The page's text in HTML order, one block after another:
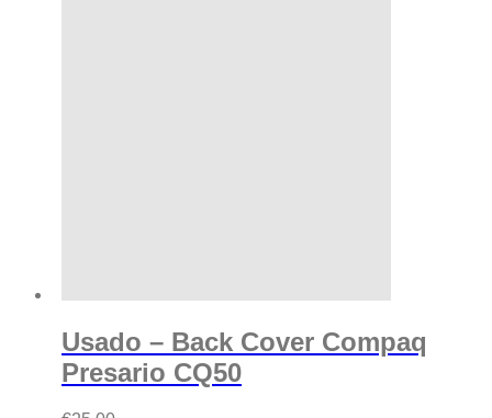
Usado – Back Cover Compaq
Presario CQ50